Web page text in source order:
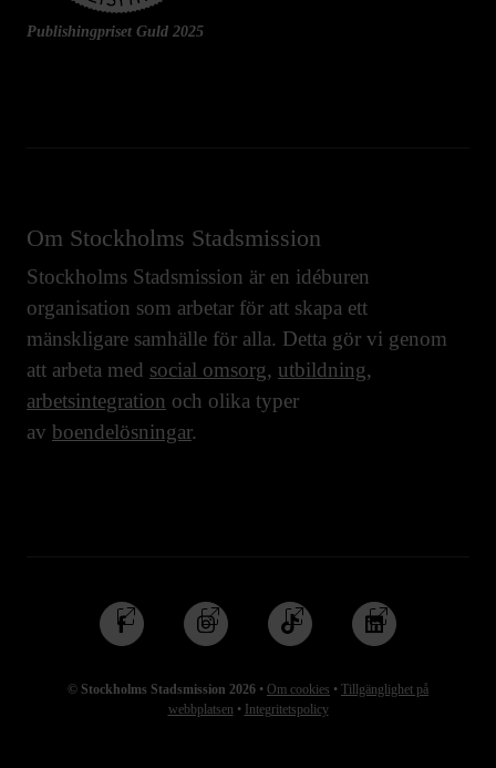
Publishingpriset Guld 2025
Om Stockholms Stadsmission
Stockholms Stadsmission är en idéburen
organisation som arbetar för att skapa ett
mänskligare samhälle för alla. Detta gör vi genom
att arbeta med social omsorg, utbildning,
arbetsintegration och olika typer
av boendelösningar.
© Stockholms Stadsmission 2026 • Om cookies • Tillgänglighet på
webbplatsen • Integritetspolicy
Följ
oss
Facebook
Följ
oss
Instagram
Följ
oss
TikTok
Följ
oss
Linkedin